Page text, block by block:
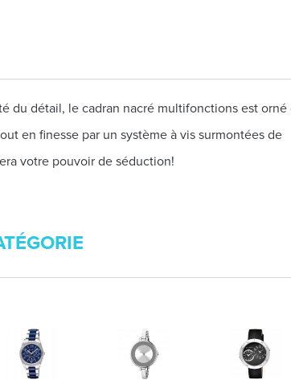
du détail, le cadran nacré multifonctions est orné
en finesse par un système à vis surmontées de
votre pouvoir de séduction!